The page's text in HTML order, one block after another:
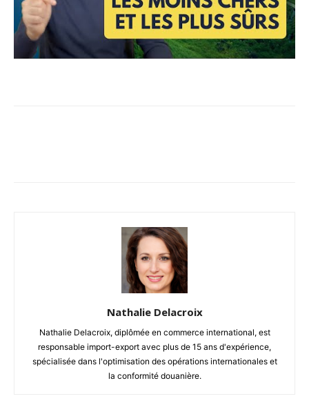
Nathalie Delacroix
Nathalie Delacroix, diplômée en commerce international, est
responsable import-export avec plus de 15 ans d'expérience,
spécialisée dans l'optimisation des opérations internationales et
la conformité douanière.